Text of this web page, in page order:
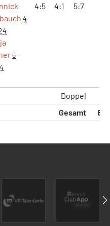
4
5·
4:5 4:1 5:7
Doppel
Gesamt